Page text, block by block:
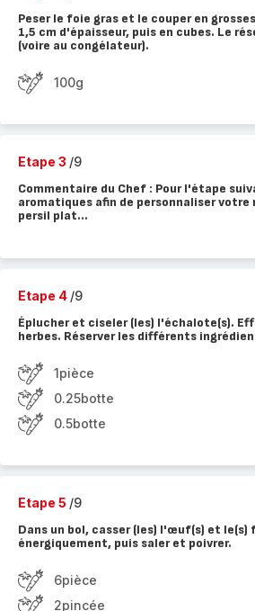
Peser le foie gras et le couper en
1,5 cm d'épaisseur, puis en cubes. Le
(voire au congélateur).
100g
Etape 3 /9
Commentaire du Chef : Pour l'étape
aromatiques afin de personnaliser
persil plat...
Etape 4 /9
Éplucher et ciseler (les) l'échalote(s).
herbes. Réserver les différents
1pièce
0.25botte
0.5botte
Etape 5 /9
Dans un bol, casser (les) l'œuf(s) et
énergiquement, puis saler et poivrer.
6pièce
2pincée